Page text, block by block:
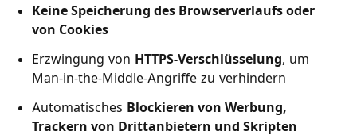
Keine Speicherung des Browserverlaufs oder
von Cookies
Erzwingung von HTTPS-Verschlüsselung, um
Man-in-the-Middle-Angriffe zu verhindern
Automatisches Blockieren von Werbung,
Trackern von Drittanbietern und Skripten